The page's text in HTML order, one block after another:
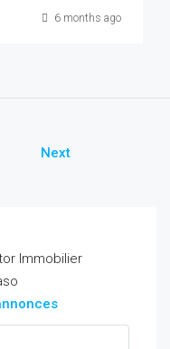
6 months ago
Next
Immobilier